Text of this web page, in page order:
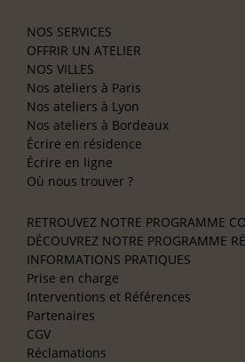
NOS SERVICES
OFFRIR UN ATELIER
NOS VILLES
Nos ateliers à Paris
Nos ateliers à Lyon
Nos ateliers à Bordeaux
Écrire en résidence
Écrire en ligne
Où nous trouver ?
RETROUVEZ NOTRE PROGRAMME
DÉCOUVREZ NOTRE PROGRAMME
INFORMATIONS PRATIQUES
Prise en charge
Interventions et Références
Partenaires
CGV
Réclamations